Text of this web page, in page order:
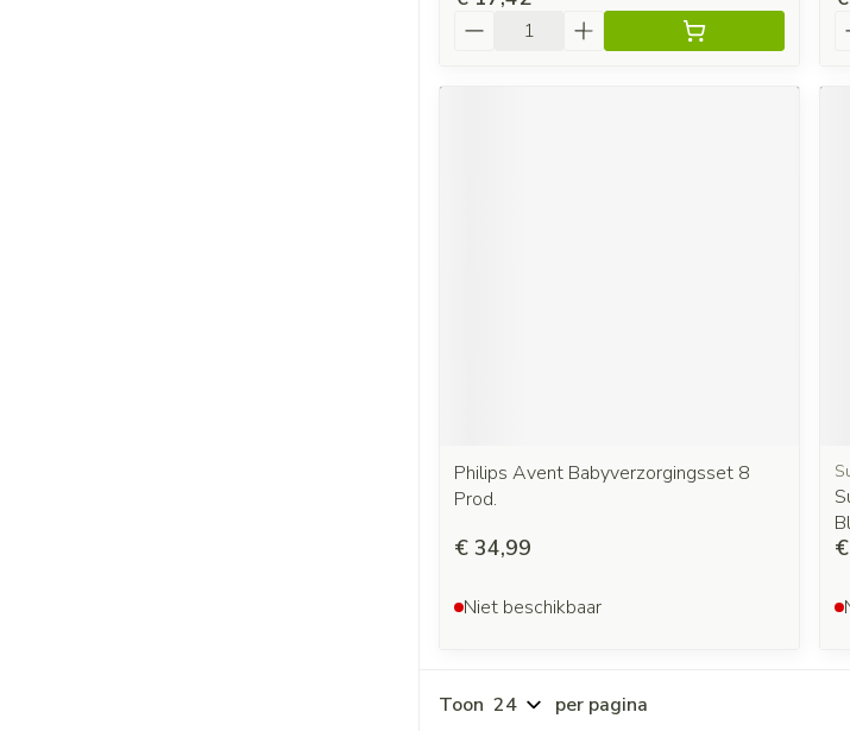
Philips Avent Babyverzorgingsset 8
Prod.
€ 34,99
Niet beschikbaar
Toon per pagina